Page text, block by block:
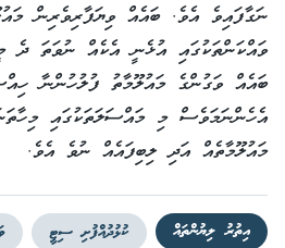
ނަގާފައިވެ އެވެ. ބައެއް ވިޔަފާރިވެރިން
ވައްކަންތަކުގައި އުޅެނީ އެކެއް ނުވަތަ ދެ
ބައެއް ވަގުންގެ މައުލޫމާތު ފުލުހުންނާ
އެހެންނަމަވެސް މި މައްސަލަތަކުގައި
މައުލޫމާތެއް އަދި ލިބިފައެއް ނުވެ އެވެ.
އިތުރު ލިޔުންތައް ކުޅުދުއްފުށި ސިޓީ